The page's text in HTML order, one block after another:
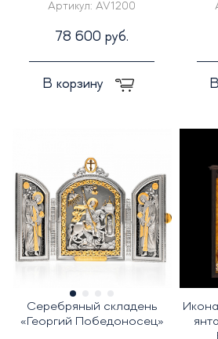
Артикул:AV1200
78 600 руб.
В корзину
Серебряный складень
«Георгий Победоносец»